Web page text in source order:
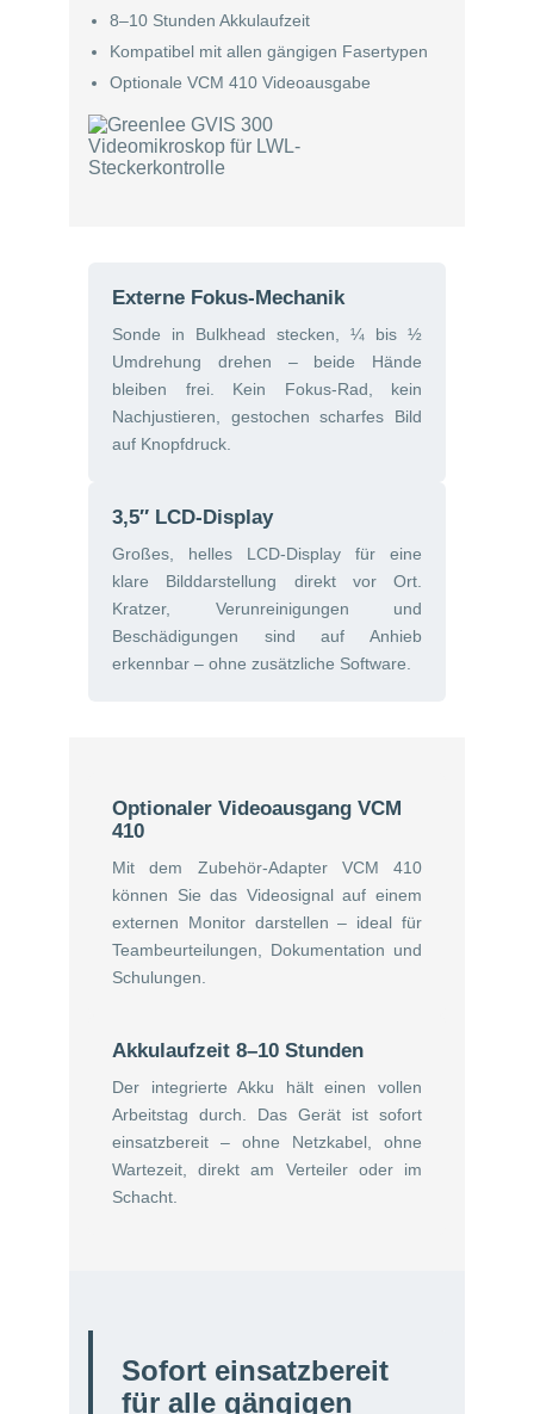
8–10 Stunden Akkulaufzeit
Kompatibel mit allen gängigen Fasertypen
Optionale VCM 410 Videoausgabe
Externe Fokus-Mechanik
Sonde in Bulkhead stecken, ¼ bis ½
Umdrehung drehen – beide Hände
bleiben frei. Kein Fokus-Rad, kein
Nachjustieren, gestochen scharfes Bild
auf Knopfdruck.
3,5″ LCD-Display
Großes, helles LCD-Display für eine
klare Bilddarstellung direkt vor Ort.
Kratzer, Verunreinigungen und
Beschädigungen sind auf Anhieb
erkennbar – ohne zusätzliche Software.
Optionaler Videoausgang VCM
410
Mit dem Zubehör-Adapter VCM 410
können Sie das Videosignal auf einem
externen Monitor darstellen – ideal für
Teambeurteilungen, Dokumentation und
Schulungen.
Akkulaufzeit 8–10 Stunden
Der integrierte Akku hält einen vollen
Arbeitstag durch. Das Gerät ist sofort
einsatzbereit – ohne Netzkabel, ohne
Wartezeit, direkt am Verteiler oder im
Schacht.
Sofort einsatzbereit
für alle gängigen